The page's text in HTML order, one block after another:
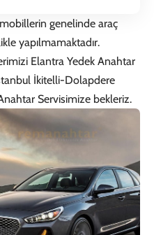
genelinde araç
yapılmamaktadır.
Elantra Yedek Anahtar
İkitelli-Dolapdere
Servisimize bekleriz.